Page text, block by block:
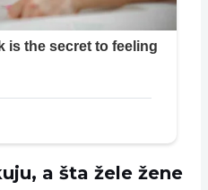
a šta žele žene